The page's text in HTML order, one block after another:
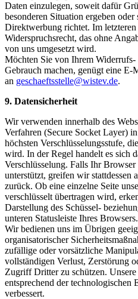
Daten einzulegen, soweit dafür
besonderen Situation ergeben
Direktwerbung richtet. Im
Widerspruchsrecht, das ohne
von uns umgesetzt wird.
Möchten Sie von Ihrem Widerrufs-
Gebrauch machen, genügt eine E-
an geschaeftsstelle@wistev.de.
9. Datensicherheit
Wir verwenden innerhalb des
Verfahren (Secure Socket Layer)
höchsten Verschlüsselungsstufe,
wird. In der Regel handelt es sich
Verschlüsselung. Falls Ihr
unterstützt, greifen wir
zurück. Ob eine einzelne Seite
verschlüsselt übertragen wird,
Darstellung des Schüssel-
unteren Statusleiste Ihres Browsers.
Wir bedienen uns im Übrigen
organisatorischer
zufällige oder vorsätzliche
vollständigen Verlust, Zerstörung
Zugriff Dritter zu schützen.
entsprechend der
verbessert.